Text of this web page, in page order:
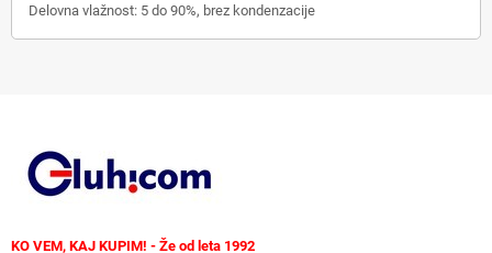
Delovna vlažnost: 5 do 90%, brez kondenzacije
KO VEM, KAJ KUPIM! - Že od leta 1992